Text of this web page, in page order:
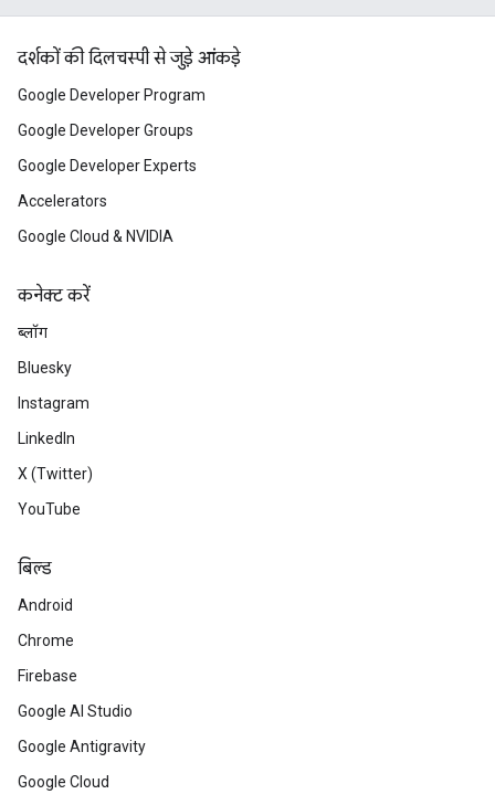
दर्शकों की दिलचस्पी से जुड़े आंकड़े
Google Developer Program
Google Developer Groups
Google Developer Experts
Accelerators
Google Cloud & NVIDIA
कनेक्ट करें
ब्लॉग
Bluesky
Instagram
LinkedIn
X (Twitter)
YouTube
बिल्ड
Android
Chrome
Firebase
Google AI Studio
Google Antigravity
Google Cloud